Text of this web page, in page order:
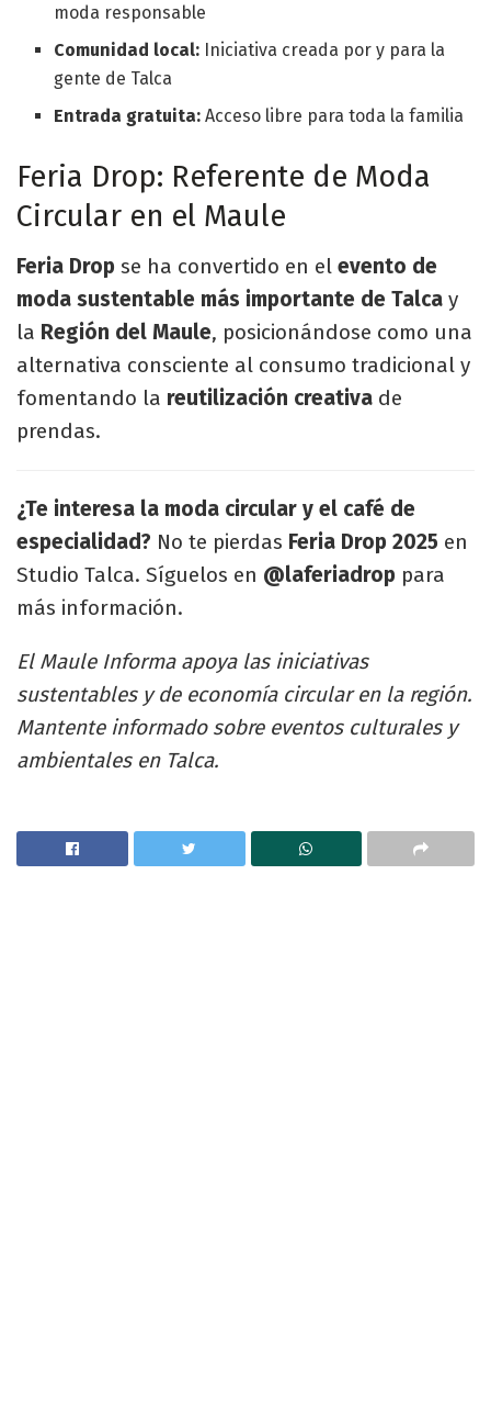
moda responsable
Comunidad local: Iniciativa creada por y para la
gente de Talca
Entrada gratuita: Acceso libre para toda la familia
Feria Drop: Referente de Moda
Circular en el Maule
Feria Drop se ha convertido en el evento de
moda sustentable más importante de Talca y
la Región del Maule, posicionándose como una
alternativa consciente al consumo tradicional y
fomentando la reutilización creativa de
prendas.
¿Te interesa la moda circular y el café de
especialidad? No te pierdas Feria Drop 2025 en
Studio Talca. Síguelos en @laferiadrop para
más información.
El Maule Informa apoya las iniciativas
sustentables y de economía circular en la región.
Mantente informado sobre eventos culturales y
ambientales en Talca.